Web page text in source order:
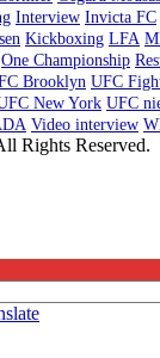
Interview Invicta FC
Kickboxing LFA
One Championship
Brooklyn UFC
New York UFC
Video interview
Rights Reserved.